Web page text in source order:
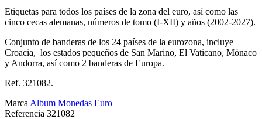
Etiquetas para todos los países de la zona del euro, así como las
cinco cecas alemanas, números de tomo (I-XII) y años (2002-2027).
Conjunto de banderas de los 24 países de la eurozona, incluye
Croacia, los estados pequeños de San Marino, El Vaticano, Mónaco
y Andorra, así como 2 banderas de Europa.
Ref. 321082.
Marca Album Monedas Euro
Referencia 321082